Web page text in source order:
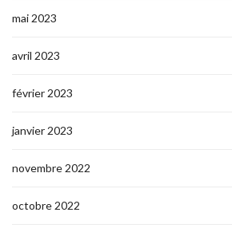
mai 2023
avril 2023
février 2023
janvier 2023
novembre 2022
octobre 2022